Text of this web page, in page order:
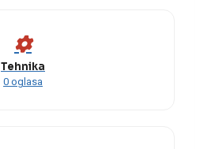
Tehnika
0 oglasa